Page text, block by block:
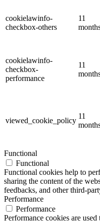
cookielawinfo-
checkbox-others
11
cookielawinfo-
checkbox-
performance
11
viewed_cookie_policy
11
Functional
Functional
Functional cookies help to
sharing the content of the
feedbacks, and other third-
Performance
Performance
Performance cookies are